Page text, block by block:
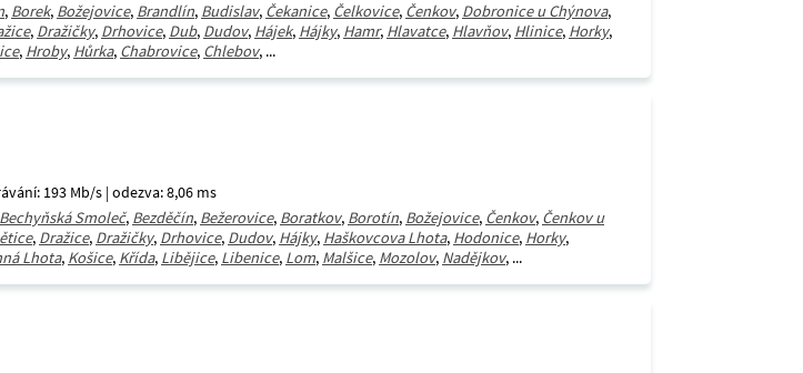
, Borek, Božejovice, Brandlín, Budislav, Čekanice, Čelkovice, Čenkov, Dobronice u Chýnova,
, Dražičky, Drhovice, Dub, Dudov, Hájek, Hájky, Hamr, Hlavatce, Hlavňov, Hlinice, Horky,
, Hroby, Hůrka, Chabrovice, Chlebov, ...
193 Mb/s | odezva: 8,06 ms
Bechyňská Smoleč, Bezděčín, Bežerovice, Boratkov, Borotín, Božejovice, Čenkov, Čenkov u
, Dražice, Dražičky, Drhovice, Dudov, Hájky, Haškovcova Lhota, Hodonice, Horky,
Lhota, Košice, Křída, Libějice, Libenice, Lom, Malšice, Mozolov, Nadějkov, ...